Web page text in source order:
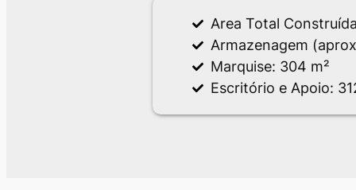
Area Total Construída
Armazenagem
Marquise: 304 m²
Escritório e Apoio: